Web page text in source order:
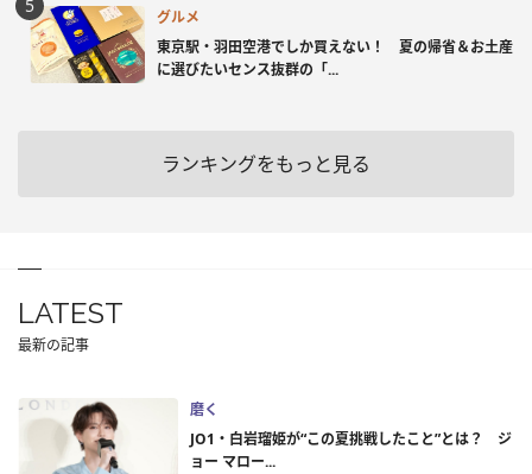
グルメ
東京駅・羽田空港でしか買えない！ 夏の帰省＆お土産
に選びたいセンス抜群の「...
ランキングをもっと見る
LATEST
最新の記事
磨く
JO1・白岩瑠姫が“この夏挑戦したこと”とは？ ジ
ョー マロー...